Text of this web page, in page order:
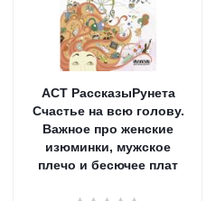
АСТ РассказыРунета
Счастье на всю голову.
Важное про женские
изюминки, мужское
плечо и бесючее плат